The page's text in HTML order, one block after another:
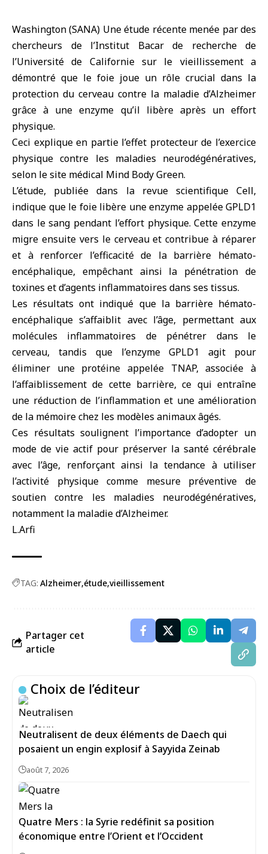
Washington (SANA) Uneétude récente menée par des
chercheurs de l’Institut Bacar de recherche de
l’Université de Californie sur le vieillissementa
démontré que le foie joue un rôle crucial dans la
protection du cerveau contre la maladie d’Alzheimer
grâce à une enzyme qu’il libère après un effort
physique.
Ceci explique en partie l’effet protecteur de l’exercice
physique contre les maladies neurodégénératives,
selon le site médical Mind Body Green.
L’étude, publiée dans la revue scientifique Cell,
indique que le foie libère une enzyme appelée GPLD1
dans le sang pendant l’effort physique. Cette enzyme
migre ensuite vers le cerveau et contribue à réparer
et à renforcer l’efficacité de la barrière hémato-
encéphalique, empêchant ainsi la pénétration de
toxines et d’agents inflammatoires dans ses tissus.
Les résultats ont indiqué que la barrière hémato-
encéphalique s’affaiblit avec l’âge, permettant aux
molécules inflammatoires de pénétrer dans le
cerveau, tandis que l’enzyme GPLD1 agit pour
éliminer une protéine appelée TNAP, associée à
l’affaiblissement de cette barrière, ce qui entraîne
une réduction de l’inflammation et une amélioration
de la mémoire chez les modèles animaux âgés.
Ces résultats soulignent l’importance d’adopter un
mode de vie actif pour préserver la santé cérébrale
avec l’âge, renforçant ainsi la tendance à utiliser
l’activité physique comme mesure préventive de
soutien contre les maladies neurodégénératives,
notamment la maladie d’Alzheimer.
L.Arfi
TAG: Alzheimer étude vieillissement
Partager cet
article
Choix de l’éditeur
Neutralisent de deux éléments de Daech qui
posaient un engin explosif à Sayyida Zeinab
août 7, 2026
Quatre Mers : la Syrie redéfinit sa position
économique entre l’Orient et l’Occident